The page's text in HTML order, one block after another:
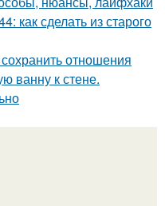
как сделать из старого
отношения
ванну к стене.